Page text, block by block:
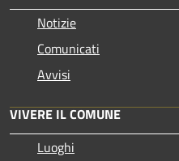
Notizie
Comunicati
Avvisi
VIVERE IL COMUNE
Luoghi